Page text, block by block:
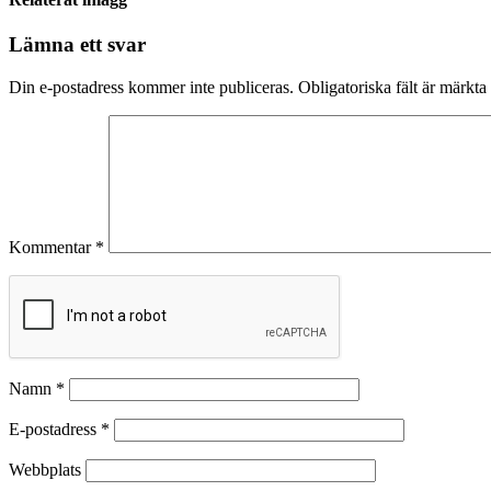
Lämna ett svar
Din e-postadress kommer inte publiceras. Obligatoriska fält är märkta
Kommentar *
Namn *
E-postadress *
Webbplats